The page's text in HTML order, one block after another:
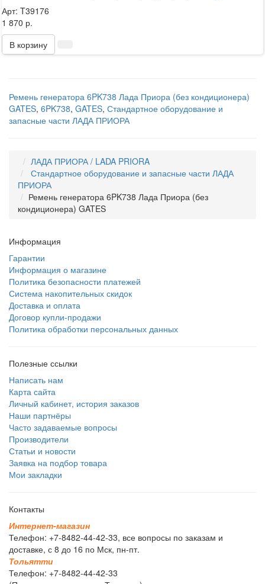
Арт: T39176
1 870 р.
В корзину
Ремень генератора 6PK738 Лада Приора (без кондиционера)
GATES, 6PK738, GATES, Стандартное оборудование и
запасные части ЛАДА ПРИОРА
ЛАДА ПРИОРА / LADA PRIORA
Стандартное оборудование и запасные части ЛАДА
ПРИОРА
Ремень генератора 6PK738 Лада Приора (без
кондиционера) GATES
Информация
Гарантии
Информация о магазине
Политика безопасности платежей
Система накопительных скидок
Доставка и оплата
Договор купли-продажи
Политика обработки персональных данных
Полезные ссылки
Написать нам
Карта сайта
Личный кабинет, история заказов
Наши партнёры
Часто задаваемые вопросы
Производители
Статьи и новости
Заявка на подбор товара
Мои закладки
Контакты
Интернет-магазин
Телефон: +7-8482-44-42-33, все вопросы по заказам и
доставке, с 8 до 16 по Мск, пн-пт.
Тольятти
Телефон: +7-8482-44-42-33